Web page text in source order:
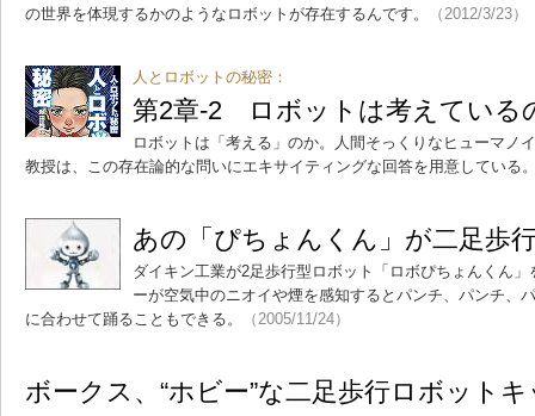
の世界を体現するかのようなロボットが存在するんです。
（2012/3/23）
人とロボットの秘密：
第2章-2 ロボットは考えている
ロボットは「考える」のか。人間そっくりなヒューマノ
教授は、この存在論的な問いにエキサイティングな回答を用意している
あの「ぴちょんくん」が二足
ダイキン工業が2足歩行型ロボット「ロボぴちょんくん
ーが空気中のニオイや煙を感知するとパンチ、パンチ
に合わせて踊ることもできる。
（2005/11/24）
ボークス、“ホビー”な二足歩行ロボット